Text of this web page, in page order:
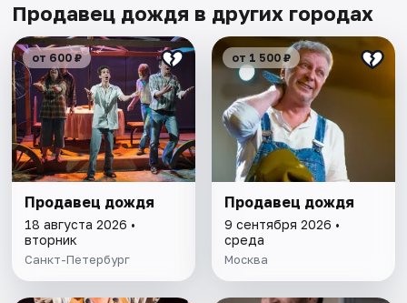
Продавец дождя в других городах
от 600 ₽
Продавец дождя
18 августа 2026 •
вторник
Санкт-Петербург
от 1 500 ₽
Продавец дождя
9 сентября 2026 •
среда
Москва